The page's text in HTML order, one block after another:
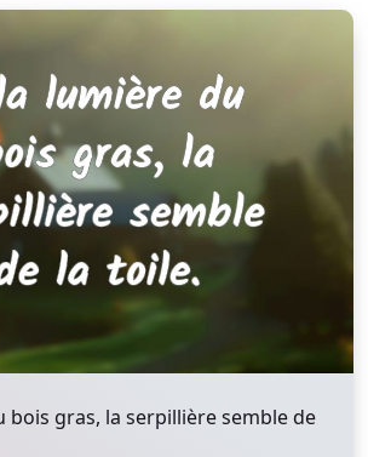
bois gras, la serpillière semble de